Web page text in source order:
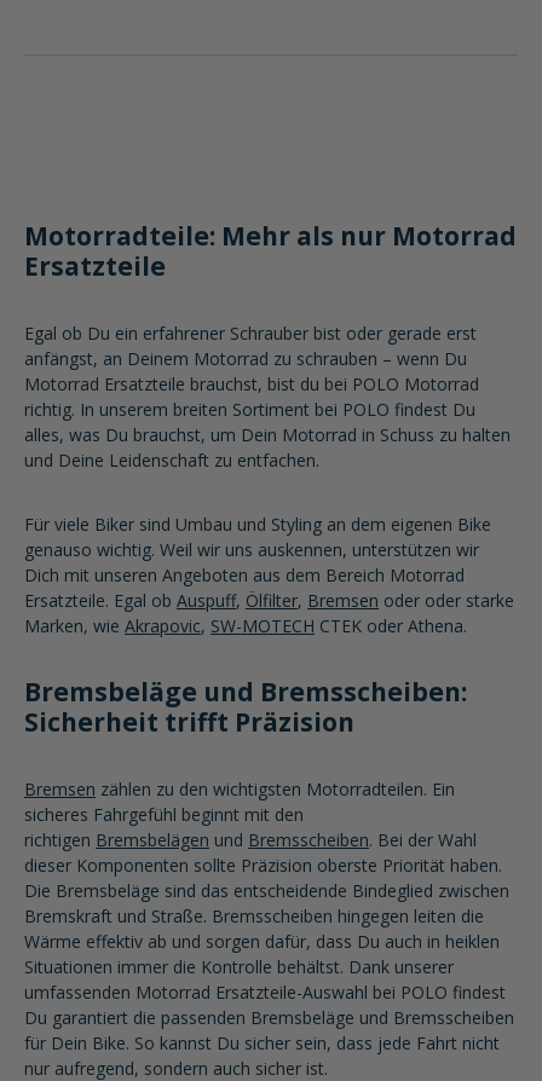
Motorradteile: Mehr als nur Motorrad
Ersatzteile
Egal ob Du ein erfahrener Schrauber bist oder gerade erst
anfängst, an Deinem Motorrad zu schrauben – wenn Du
Motorrad Ersatzteile brauchst, bist du bei POLO Motorrad
richtig. In unserem breiten Sortiment bei POLO findest Du
alles, was Du brauchst, um Dein Motorrad in Schuss zu halten
und Deine Leidenschaft zu entfachen.
Für viele Biker sind Umbau und Styling an dem eigenen Bike
genauso wichtig. Weil wir uns auskennen, unterstützen wir
Dich mit unseren Angeboten aus dem Bereich Motorrad
Ersatzteile. Egal ob Auspuff, Ölfilter, Bremsen oder oder starke
Marken, wie Akrapovic, SW-MOTECH CTEK oder Athena.
Bremsbeläge und Bremsscheiben:
Sicherheit trifft Präzision
Bremsen zählen zu den wichtigsten Motorradteilen. Ein
sicheres Fahrgefühl beginnt mit den
richtigen Bremsbelägen und Bremsscheiben. Bei der Wahl
dieser Komponenten sollte Präzision oberste Priorität haben.
Die Bremsbeläge sind das entscheidende Bindeglied zwischen
Bremskraft und Straße. Bremsscheiben hingegen leiten die
Wärme effektiv ab und sorgen dafür, dass Du auch in heiklen
Situationen immer die Kontrolle behältst. Dank unserer
umfassenden Motorrad Ersatzteile-Auswahl bei POLO findest
Du garantiert die passenden Bremsbeläge und Bremsscheiben
für Dein Bike. So kannst Du sicher sein, dass jede Fahrt nicht
nur aufregend, sondern auch sicher ist.